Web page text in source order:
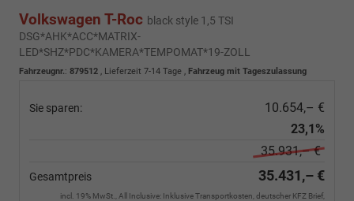
Volkswagen T-Roc black style 1,5 TSI
DSG*AHK*ACC*MATRIX-
LED*SHZ*PDC*KAMERA*TEMPOMAT*19-ZOLL
Fahrzeugnr.: 879512 , Lieferzeit 7-14 Tage , Fahrzeug mit Tageszulassung
Sie sparen:
10.654,– €
23,1%
35.931,– €
Gesamtpreis 35.431,– €
incl. 19% MwSt., All Inclusive: Inklusive Transportkosten, deutscher KFZ Brief,